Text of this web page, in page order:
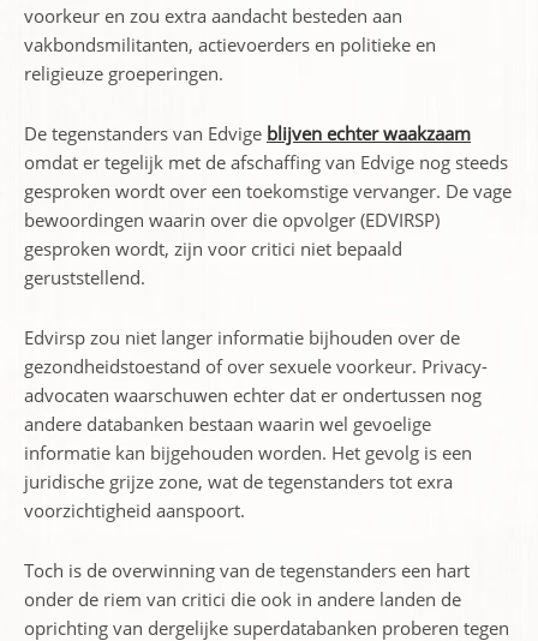
voorkeur en zou extra aandacht besteden aan
vakbondsmilitanten, actievoerders en politieke en
religieuze groeperingen.
De tegenstanders van Edvige blijven echter waakzaam
omdat er tegelijk met de afschaffing van Edvige nog steeds
gesproken wordt over een toekomstige vervanger. De vage
bewoordingen waarin over die opvolger (EDVIRSP)
gesproken wordt, zijn voor critici niet bepaald
geruststellend.
Edvirsp zou niet langer informatie bijhouden over de
gezondheidstoestand of over sexuele voorkeur. Privacy-
advocaten waarschuwen echter dat er ondertussen nog
andere databanken bestaan waarin wel gevoelige
informatie kan bijgehouden worden. Het gevolg is een
juridische grijze zone, wat de tegenstanders tot exra
voorzichtigheid aanspoort.
Toch is de overwinning van de tegenstanders een hart
onder de riem van critici die ook in andere landen de
oprichting van dergelijke superdatabanken proberen tegen